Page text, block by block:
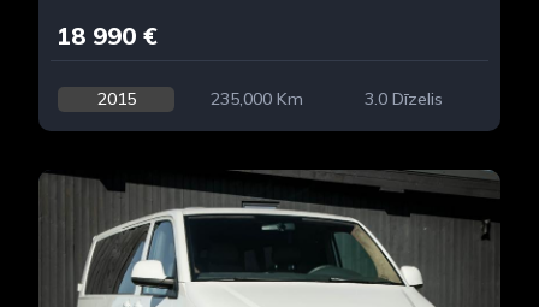
18 990 €
2015 235,000 Km 3.0 Dīzelis